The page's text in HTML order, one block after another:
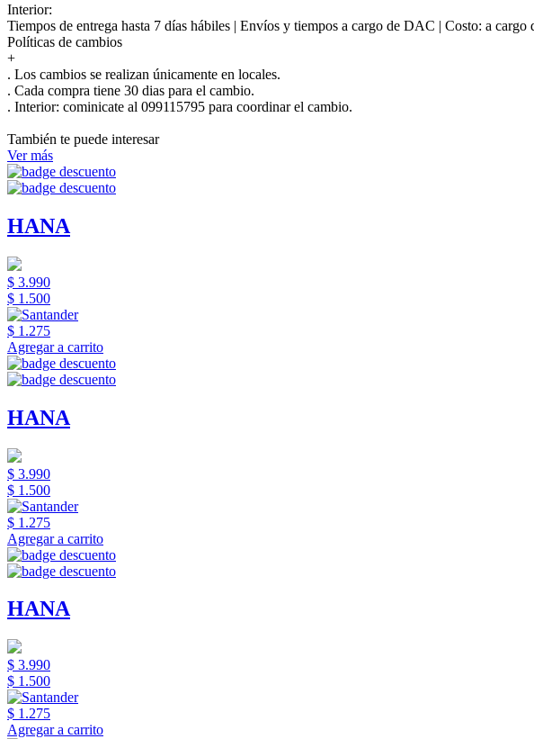
Interior:
Tiempos de entrega hasta 7 días hábiles | Envíos y tiempos a cargo de DAC | Costo: a
Políticas de cambios
+
. Los cambios se realizan únicamente en locales.
. Cada compra tiene 30 dias para el cambio.
. Interior: cominicate al 099115795 para coordinar el cambio.
También te puede interesar
Ver más
HANA
$ 3.990
$ 1.500
$ 1.275
Agregar a carrito
HANA
$ 3.990
$ 1.500
$ 1.275
Agregar a carrito
HANA
$ 3.990
$ 1.500
$ 1.275
Agregar a carrito